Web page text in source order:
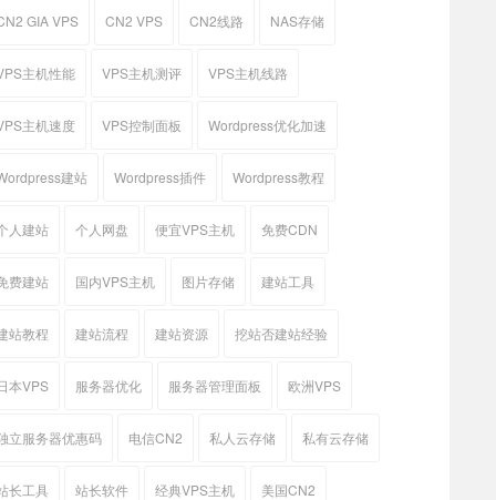
GIA VPS CN2 VPS CN2线路 NAS存储
主机性能 VPS主机测评 VPS主机线路
主机速度 VPS控制面板 Wordpress优化加速
建站 Wordpress插件 Wordpress教程
人建站 个人网盘 便宜VPS主机 免费CDN
费建站 国内VPS主机 图片存储 建站工具
站教程 建站流程 建站资源 挖站否建站经验
本VPS 服务器优化 服务器管理面板 欧洲VPS
立服务器优惠码 电信CN2 私人云存储 私有云存储
长工具 站长软件 经典VPS主机 美国CN2